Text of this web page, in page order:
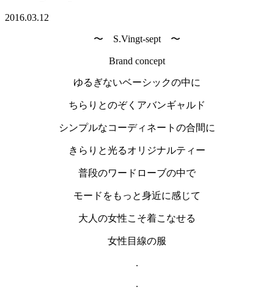
2016.03.12
〜 S.Vingt-sept 〜
Brand concept
ゆるぎないベーシックの中に
ちらりとのぞくアバンギャルド
シンプルなコーディネートの合間に
きらりと光るオリジナルティー
普段のワードローブの中で
モードをもっと身近に感じて
大人の女性こそ着こなせる
女性目線の服
.
.